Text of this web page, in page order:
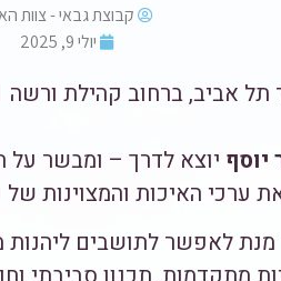
קבוצת גבאי - צוות
יולי 9, 2025
יוצא לדרך – ומבשר
ערכי האיכות והמצוינות של
לאפשר לתושבים ליהנות